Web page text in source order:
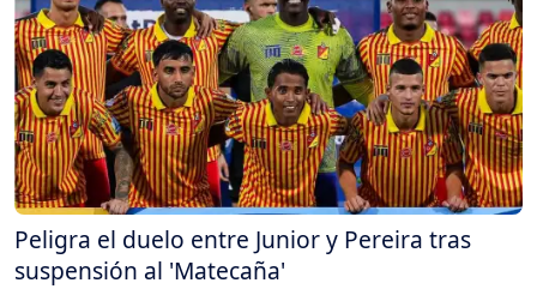
Peligra el duelo entre Junior y Pereira tras
suspensión al 'Matecaña'